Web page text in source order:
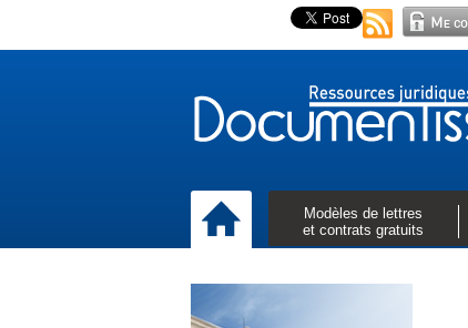
Modèles de lettres
et contrats gratuits